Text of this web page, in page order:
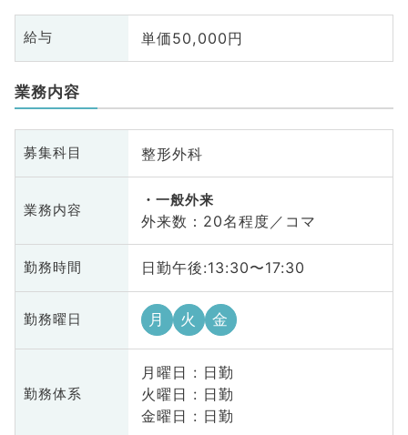
給与 単価50,000円
業務内容
募集科目 整形外科
業務内容
一般外来
外来数：20名程度／コマ
勤務時間 日勤午後:13:30〜17:30
勤務曜日 月 火 金
勤務体系
月曜日 : 日勤
火曜日 : 日勤
金曜日 : 日勤